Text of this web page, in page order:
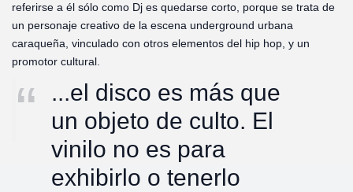
referirse a él sólo como Dj es quedarse corto, porque se trata de
un personaje creativo de la escena underground urbana
caraqueña, vinculado con otros elementos del hip hop, y un
promotor cultural.
...el disco es más que
un objeto de culto. El
vinilo no es para
exhibirlo o tenerlo